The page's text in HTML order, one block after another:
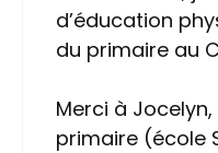
d’éducation
du primaire au
Merci à
primaire (école